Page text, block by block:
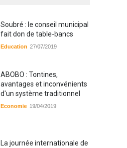
Soubré : le conseil municipal
fait don de table-bancs
Education 27/07/2019
ABOBO : Tontines,
avantages et inconvénients
d'un système traditionnel
Economie 19/04/2019
La journée internationale de